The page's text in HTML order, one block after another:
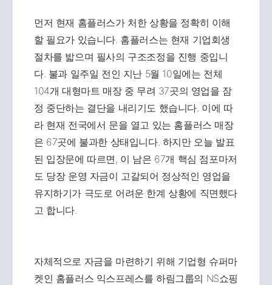
먼저 현재 홈플러스가 처한 상황을 정확히 이해
할 필요가 있습니다. 홈플러스는 현재 기업회생
절차를 밟으며 필사의 구조조정을 진행 중입니
다. 불과 일주일 전인 지난 5월 10일에는 전체
104개 대형마트 매장 중 무려 37곳의 영업을 잠
정 중단하는 결단을 내리기도 했습니다. 이에 따
라 현재 전국에서 문을 열고 있는 홈플러스 매장
은 67곳에 불과한 상태입니다. 하지만 오늘 발표
된 입장문에 따르면, 이 남은 67개 핵심 점포마저
도 당장 운영 자금이 고갈되어 정상적인 영업을
유지하기가 극도로 어려운 한계 상황에 직면했다
고 합니다.
자체적으로 자금을 마련하기 위해 기업형 슈퍼마
켓인 홈플러스 익스프레스를 하림그룹의 NS쇼핑